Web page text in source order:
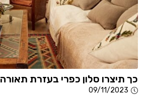
כך תיצרו סלון כפרי בעזרת תאורה
09/11/2023